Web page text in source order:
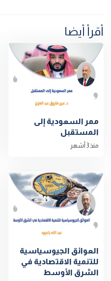
أقرأ أيضا
ممر السعودية إلى
المستقبل
منذ 3 أشهر
العوائق الجيوسياسية
للتنمية الاقتصادية في
الشرق الأوسط